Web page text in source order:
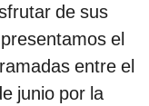
de sus
el
entre el
junio por la